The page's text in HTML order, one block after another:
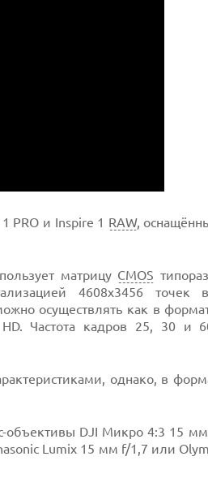
PRO и Inspire 1 RAW,
матрицу CMOS
4608x3456 точек
осуществлять как в
Частота кадров 25, 30 и
однако, в
объективы DJI Микро 4:3 15
Lumix 15 мм f/1,7 или